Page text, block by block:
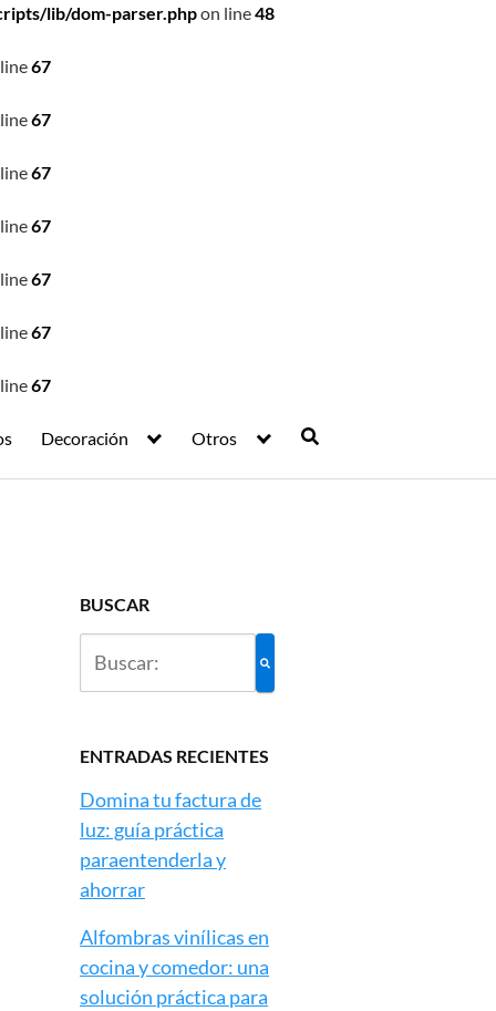
lib/dom-parser.phpon line48
67
67
67
67
67
67
67
Decoración Otros
BUSCAR
ENTRADAS RECIENTES
Domina tu factura de
luz: guía práctica
paraentenderla y
ahorrar
Alfombras vinílicas en
cocina y comedor: una
solución práctica para